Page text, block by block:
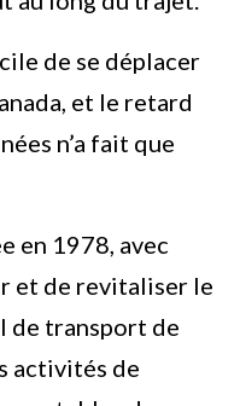
de se déplacer
et le retard
n’a fait que
en 1978, avec
et de revitaliser le
de transport de
activités de